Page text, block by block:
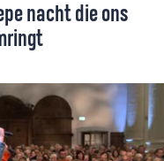
nacht die ons
door Eline Segers. Met
toelichting.